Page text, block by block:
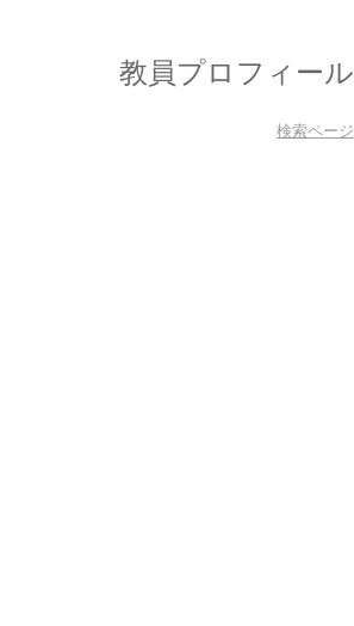
教員プロフィール
検索ページ